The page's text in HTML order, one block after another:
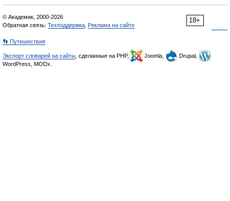
18+
© Академик, 2000-2026
Обратная связь: Техподдержка Реклама на сайте
👣 Путешествия
Экспорт словарей на сайты , сделанные на PHP, Joomla,
Drupal,
WordPress, MODx.